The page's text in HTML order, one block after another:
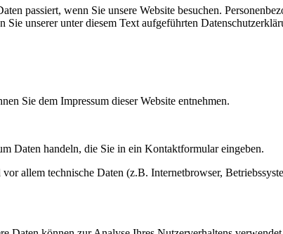
passiert, wenn Sie unsere Website besuchen.
unserer unter diesem Text aufgeführten
Sie dem Impressum dieser Website entnehmen.
Daten handeln, die Sie in ein Kontaktformular eingeben.
allem technische Daten (z.B. Internetbrowser,